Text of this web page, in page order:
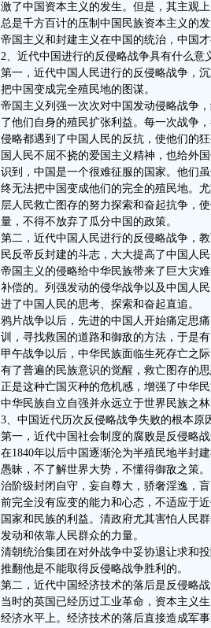
激了中国资本主义的发生。但是，其主观
总是千方百计的压制中国民族资本主义的
帝国主义和封建主义在中国的统治，中国
2、近代中国进行的反侵略战争具有什么意
第一，近代中国人民进行的反侵略战争，
把中国变成完全殖民地的图谋。
帝国主义列强一次次对中国发动侵略战争
了他们自身的殖民扩张利益。每一次战争
侵略都遇到了中国人民的反抗，使他们的
国人民不屈不挠的爱国主义精神，也给外
识到，中国是一个很难征服的国家。他们
终无法把中国变成他们的完全的殖民地。
层人民救亡图存的努力探索和奋起抗争，
量，不得不放弃了瓜分中国的政策。
第二，近代中国人民进行的反侵略战争，
民反帝反封建的斗志，大大提高了中国人民
帝国主义的侵略给中华民族带来了巨大灾
补偿的。列强发动的侵华战争以及中国人
进了中国人民的思考、探索和奋起直追。
鸦片战争以后，先进的中国人开始痛定思
训，寻找救国的道路和御敌的方法，于是
甲午战争以后，中华民族面临生死存亡之
有了普遍的民族意识的觉醒，救亡图存的思
正是这种亡国灭种的危机感，增强了中华
中华民族自立自强并永远立于世界民族之林
3、中国近代历次反侵略战争失败的根本原
第一，近代中国社会制度的腐败是反侵略战
在1840年以后中国逐渐沦为半殖民地半封
愚昧，不了解世界大势，不懂得御敌之策
治阶级封闭自守，妄自尊大，骄奢淫逸，
前完全没有应变的能力和心态，不适应于
国家和民族的利益。清政府尤其害怕人民
发动和依靠人民群众的力量。
清朝统治集团在对外战争中妥协退让求和
推翻他是不能取得反侵略战争胜利的。
第二，近代中国经济技术的落后是反侵略
当时的英国已经历过工业革命，资本主义
经济水平上。经济技术的落后直接造成军